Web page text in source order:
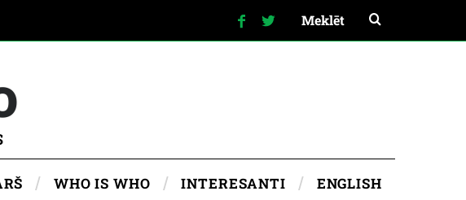
WHO IS WHO INTERESANTI ENGLISH